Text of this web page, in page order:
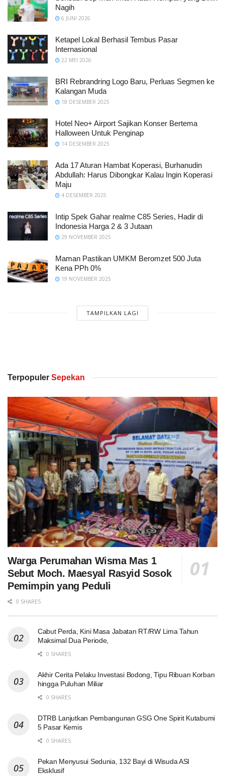
Nagih
6 JUNI 2026
Ketapel Lokal Berhasil Tembus Pasar
Internasional
22 MEI 2026
BRI Rebrandring Logo Baru, Perluas Segmen ke
Kalangan Muda
18 DESEMBER 2025
Hotel Neo+ Airport Sajikan Konser Bertema
Halloween Untuk Penginap
14 DESEMBER 2025
Ada 17 Aturan Hambat Koperasi, Burhanudin
Abdullah: Harus Dibongkar Kalau Ingin Koperasi
Maju
4 DESEMBER 2025
Intip Spek Gahar realme C85 Series, Hadir di
Indonesia Harga 2 & 3 Jutaan
29 NOVEMBER 2025
Maman Pastikan UMKM Beromzet 500 Juta
Kena PPh 0%
19 NOVEMBER 2025
TAMPILKAN LAGI
Terpopuler Sepekan
Warga Perumahan Wisma Mas 1
Sebut Moch. Maesyal Rasyid Sosok
Pemimpin yang Peduli
0 SHARES
Cabut Perda, Kini Masa Jabatan RT/RW Lima Tahun
Maksimal Dua Periode,
0 SHARES
Akhir Cerita Pelaku Investasi Bodong, Tipu Ribuan Korban
hingga Puluhan Miliar
0 SHARES
DTRB Lanjutkan Pembangunan GSG One Spirit Kutabumi
5 Pasar Kemis
0 SHARES
Pekan Menyusui Sedunia, 132 Bayi di Wisuda ASI
Eksklusif